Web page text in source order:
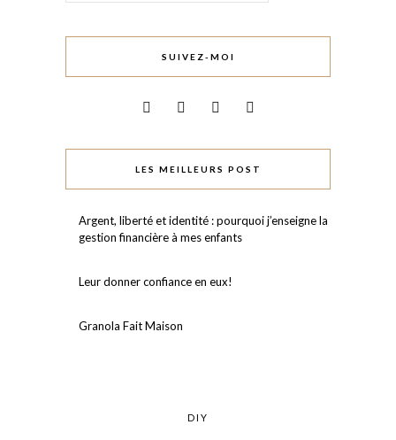
SUIVEZ-MOI
LES MEILLEURS POST
Argent, liberté et identité : pourquoi j’enseigne la
gestion financière à mes enfants
Leur donner confiance en eux!⠀
Granola Fait Maison
DIY